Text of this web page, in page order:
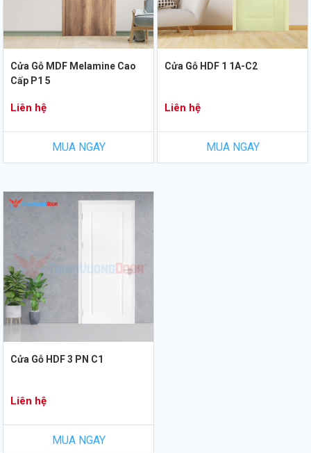
Cửa Gỗ MDF Melamine Cao
Cấp P1 5
Liên hệ
MUA NGAY
Cửa Gỗ HDF 1 1A-C2
Liên hệ
MUA NGAY
Cửa Gỗ HDF 3 PN C1
Liên hệ
MUA NGAY